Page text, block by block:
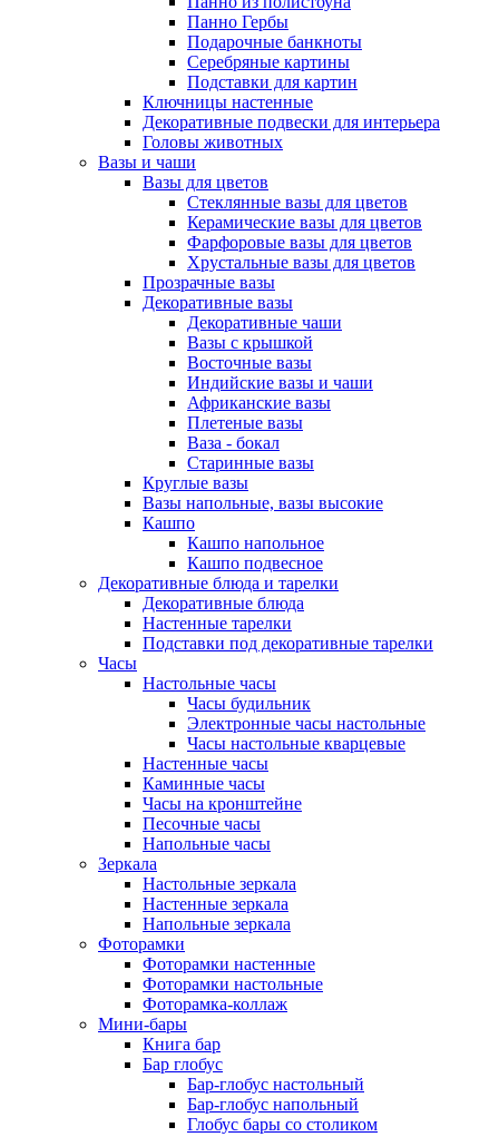
Панно Гербы
Подарочные банкноты
Серебряные картины
Подставки для картин
Ключницы настенные
Декоративные подвески для интерьера
Головы животных
Вазы и чаши
Вазы для цветов
Стеклянные вазы для цветов
Керамические вазы для цветов
Фарфоровые вазы для цветов
Хрустальные вазы для цветов
Прозрачные вазы
Декоративные вазы
Декоративные чаши
Вазы с крышкой
Восточные вазы
Индийские вазы и чаши
Африканские вазы
Плетеные вазы
Ваза - бокал
Старинные вазы
Круглые вазы
Вазы напольные, вазы высокие
Кашпо
Кашпо напольное
Кашпо подвесное
Декоративные блюда и тарелки
Декоративные блюда
Настенные тарелки
Подставки под декоративные тарелки
Часы
Настольные часы
Часы будильник
Электронные часы настольные
Часы настольные кварцевые
Настенные часы
Каминные часы
Часы на кронштейне
Песочные часы
Напольные часы
Зеркала
Настольные зеркала
Настенные зеркала
Напольные зеркала
Фоторамки
Фоторамки настенные
Фоторамки настольные
Фоторамка-коллаж
Мини-бары
Книга бар
Бар глобус
Бар-глобус настольный
Бар-глобус напольный
Глобус бары со столиком